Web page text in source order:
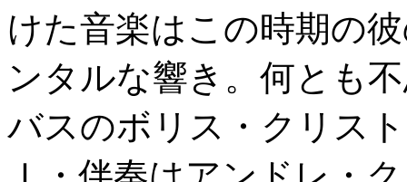
けた音楽はこの時期の
ンタルな響き。何とも
バスのボリス・クリス